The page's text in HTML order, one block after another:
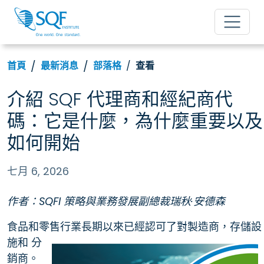
首頁 最新消息 部落格 查看
介紹 SQF 代理商和經紀商代
碼：它是什麼，為什麼重要以及
如何開始
七月 6, 2026
作者：SQFI 策略與業務發展副總裁瑞秋·安德森
食品和零售行業長期以來已經認可了對製造商，存儲設
施和 分
銷商。